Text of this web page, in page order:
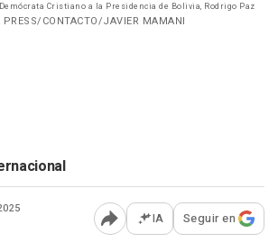
Cristiano a la Presidencia de Bolivia, Rodrigo Paz
PRESS/CONTACTO/JAVIER MAMANI
Abrir opciones para
IA Seguir en